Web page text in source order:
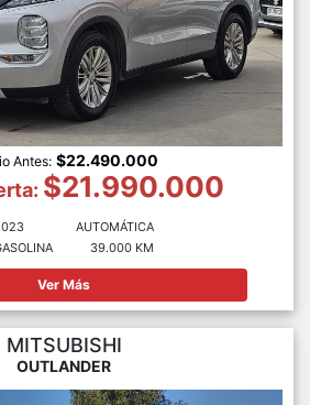
Antes: $22.490.000
$21.990.000
AUTOMÁTICA
39.000 KM
Ver Más
MITSUBISHI
OUTLANDER